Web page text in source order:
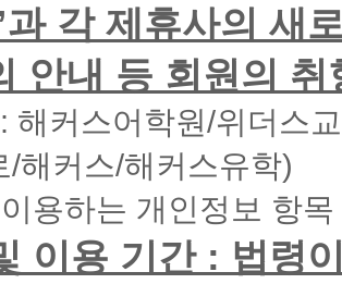
과 각 제휴사의 새
안내 등 회원의
커스어학원/위더스
/해커스/해커스유학)
용하는 개인정보 항
이용 기간 : 법령